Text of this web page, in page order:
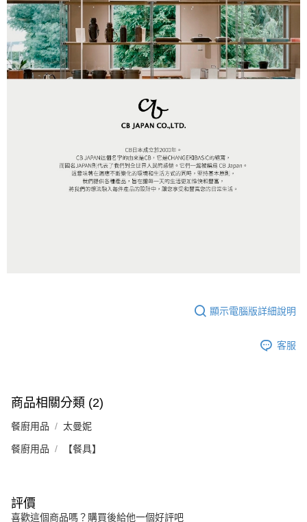
顯示電腦版詳細說明
客服
商品相關分類 (2)
餐廚用品 太曼妮
餐廚用品 【餐具】
評價
喜歡這個商品嗎？購買後給他一個好評吧